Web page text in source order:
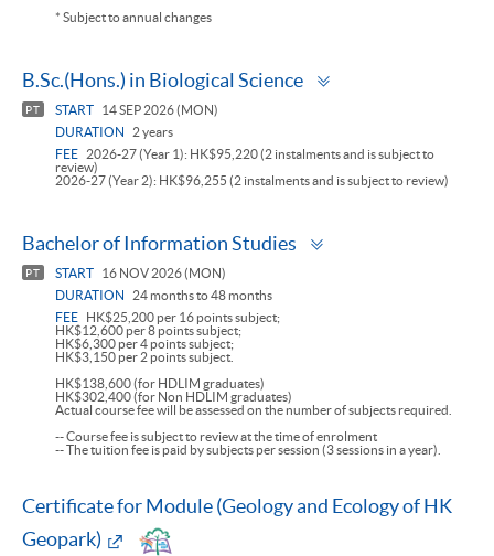
* Subject to annual changes
B.Sc.(Hons.) in Biological Science
PT START
14 SEP 2026 (MON)
DURATION
2 years
FEE
2026-27 (Year 1): HK$95,220 (2 instalments and is subject to
review)
2026-27 (Year 2): HK$96,255 (2 instalments and is subject to review)
Bachelor of Information Studies
PT START
16 NOV 2026 (MON)
DURATION
24 months to 48 months
FEE
HK$25,200 per 16 points subject;
HK$12,600 per 8 points subject;
HK$6,300 per 4 points subject;
HK$3,150 per 2 points subject.
HK$138,600 (for HDLIM graduates)
HK$302,400 (for Non HDLIM graduates)
Actual course fee will be assessed on the number of subjects required.
-- Course fee is subject to review at the time of enrolment
-- The tuition fee is paid by subjects per session (3 sessions in a year).
Certificate for Module (Geology and Ecology of HK
Geopark)